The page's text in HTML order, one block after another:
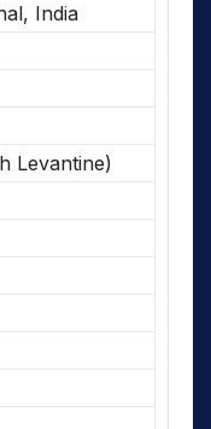
India
Levantine)